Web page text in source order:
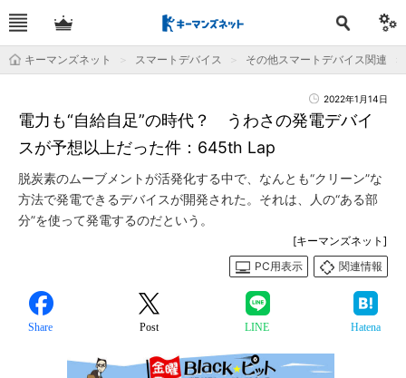
キーマンズネット スマートデバイス その他スマートデバイス関連
2022年1月14日
電力も“自給自足”の時代？ うわさの発電デバイ
スが予想以上だった件：645th Lap
脱炭素のムーブメントが活発化する中で、なんとも“クリーン”な
方法で発電できるデバイスが開発された。それは、人の“ある部
分”を使って発電するのだという。
[キーマンズネット]
PC用表示
関連情報
Share Post LINE Hatena